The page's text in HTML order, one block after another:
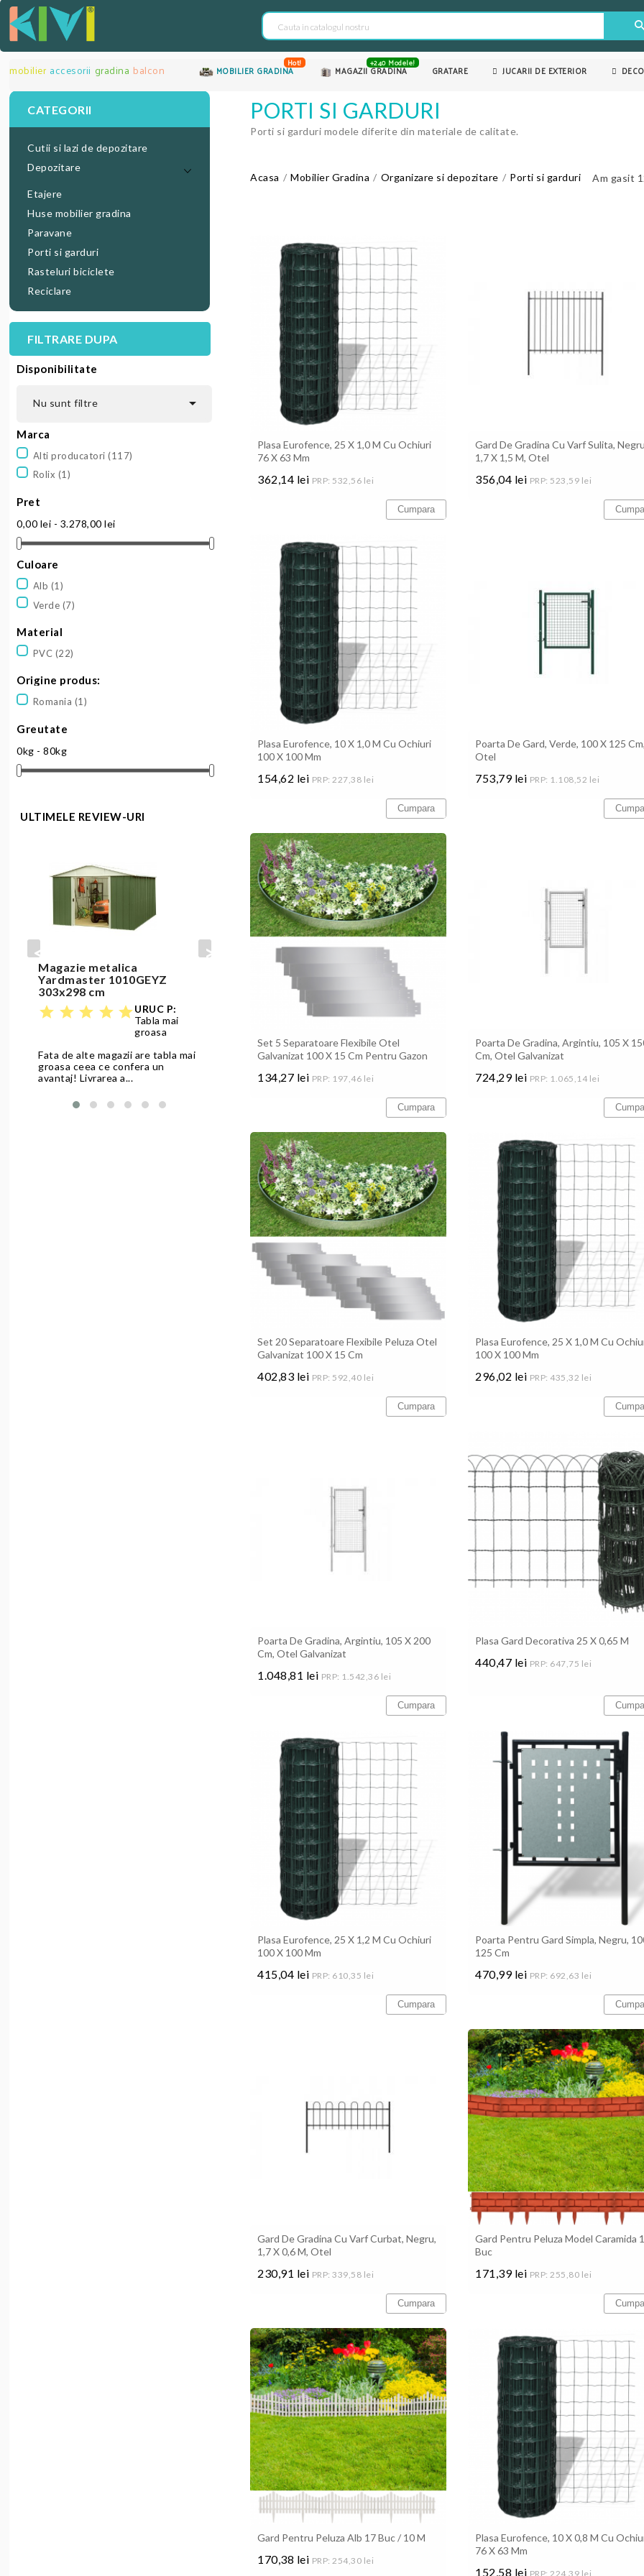
mobilier accesorii gradina balcon MOBILIER GRADINA
Hot!
MAGAZII GRADINA
+240 Modele!
GRATARE JUCARII DE EXTERIOR
CATEGORII
Cutii si lazi de depozitare
Depozitare
Etajere
Huse mobilier gradina
Paravane
Porti si garduri
Rasteluri biciclete
Reciclare
FILTRARE DUPA
Disponibilitate
Nu sunt filtre 
Marca
Alti producatori(117)
Rolix (1)
Pret
0,00 lei - 3.278,00 lei
Culoare
Alb (1)
Verde (7)
Material
PVC (22)
Origine produs:
Romania (1)
Greutate
0kg - 80kg
ULTIMELE REVIEW-URI
Magazie metalica
Yardmaster 1010GEYZ
303x298 cm
star star star star starURUC P:
Tabla mai
groasa
Fata de alte magazii are tabla mai
groasa ceea ce confera un
avantaj! Livrarea a...
Citeste review
Set masa si 6 scaune PARMA
bej cu natur
starstar
Citeste review
Livrare rapida, totul ok
PORTI SI GARDURI
Porti si garduri modele diferite din materiale de calitate.
Acasa Mobilier Gradina Organizare si depozitare Porti si garduri Am gasit
Plasa Eurofence, 25 X 1,0 M Cu Ochiuri
76 X 63 Mm
362,14 lei PRP: 532,56 lei
Cumpara
Gard De Gradina Cu Varf Sulita,
1,7 X 1,5 M, Otel
356,04 lei PRP: 523,59 lei
Plasa Eurofence, 10 X 1,0 M Cu Ochiuri
100 X 100 Mm
154,62 lei PRP: 227,38 lei
Cumpara
Poarta De Gard, Verde, 100 X 125 Cm,
Otel
753,79 lei PRP: 1.108,52 lei
Set 5 Separatoare Flexibile Otel
Galvanizat 100 X 15 Cm Pentru Gazon
134,27 lei PRP: 197,46 lei
Cumpara
Poarta De Gradina, Argintiu, 105 X
Cm, Otel Galvanizat
724,29 lei PRP: 1.065,14 lei
Set 20 Separatoare Flexibile Peluza Otel
Galvanizat 100 X 15 Cm
402,83 lei PRP: 592,40 lei
Cumpara
Plasa Eurofence, 25 X 1,0 M Cu
100 X 100 Mm
296,02 lei PRP: 435,32 lei
Poarta De Gradina, Argintiu, 105 X 200
Cm, Otel Galvanizat
1.048,81 lei PRP: 1.542,36 lei
Cumpara
Plasa Gard Decorativa 25 X 0,65 M
440,47 lei PRP: 647,75 lei
Plasa Eurofence, 25 X 1,2 M Cu Ochiuri
100 X 100 Mm
415,04 lei PRP: 610,35 lei
Cumpara
Poarta Pentru Gard Simpla, Negru,
125 Cm
470,99 lei PRP: 692,63 lei
Gard De Gradina Cu Varf Curbat, Negru,
1,7 X 0,6 M, Otel
230,91 lei PRP: 339,58 lei
Cumpara
Gard Pentru Peluza Model Caramida
Buc
171,39 lei PRP: 255,80 lei
Gard Pentru Peluza Alb 17 Buc / 10 M
170,38 lei PRP: 254,30 lei
Plasa Eurofence, 10 X 0,8 M Cu
76 X 63 Mm
152,58 lei PRP: 224,39 lei